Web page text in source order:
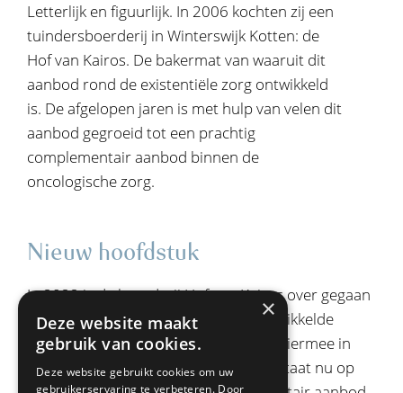
Letterlijk en figuurlijk. In 2006 kochten zij een
tuindersboerderij in Winterswijk Kotten: de
Hof van Kairos. De bakermat van waaruit dit
aanbod rond de existentiële zorg ontwikkeld
is. De afgelopen jaren is met hulp van velen dit
aanbod gegroeid tot een prachtig
complementair aanbod binnen de
oncologische zorg.
Nieuw hoofdstuk
In 2022 is de boerderij Hof van Kairos over gegaan
in andere handen. Het op de Hof ontwikkelde
existentiële zorgaanbod bij kanker is hiermee in
een nieuwe fase beland. Het aanbod staat nu op
×
Deze website maakt
gebruik van cookies.
Deze website gebruikt cookies om uw
gebruikerservaring te verbeteren. Door